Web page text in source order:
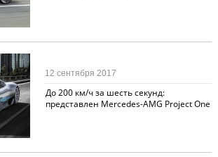
До 200 км/ч за шесть секунд:
представлен Mercedes-AMG Project One
12 сентября 2017